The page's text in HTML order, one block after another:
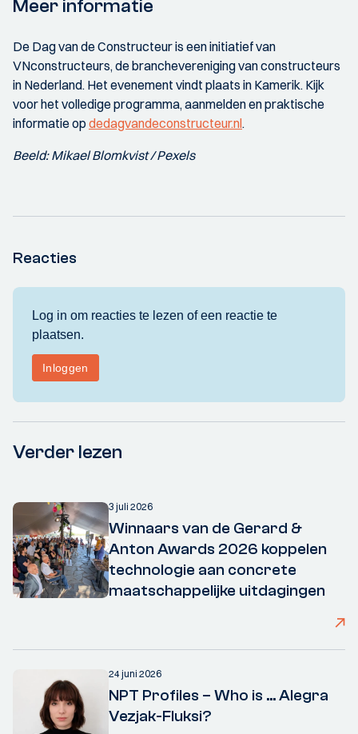
Meer informatie
De Dag van de Constructeur is een initiatief van
VNconstructeurs, de branchevereniging van constructeurs
in Nederland. Het evenement vindt plaats in Kamerik. Kijk
voor het volledige programma, aanmelden en praktische
informatie op dedagvandeconstructeur.nl.
Beeld: Mikael Blomkvist / Pexels
Reacties
Verder lezen
3 juli 2026
Winnaars van de Gerard &
Anton Awards 2026 koppelen
technologie aan concrete
maatschappelijke uitdagingen
24 juni 2026
NPT Profiles – Who is ... Alegra
Vezjak-Fluksi?